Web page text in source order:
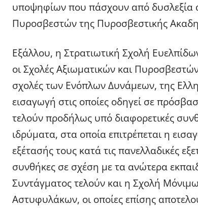
υποψηφίων που πάσχουν από δυσλεξία
Πυροσβεστών της Πυροσβεστικής
Εξάλλου, η Στρατιωτική Σχολή
οι Σχολές Αξιωματικών και
σχολές των Ενόπλων Δυνάμεων, της
εισαγωγή στις οποίες οδηγεί σε
τελούν προδήλως υπό διαφορετικές
ιδρύματα, στα οποία επιτρέπεται η
εξέτασής τους κατά τις πανελλαδικές
συνθήκες σε σχέση με τα ανώτερα
Συντάγματος τελούν και η Σχολή
Αστυφυλάκων, οι οποίες επίσης